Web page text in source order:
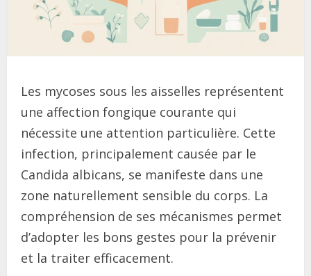
Les mycoses sous les aisselles représentent
une affection fongique courante qui
nécessite une attention particulière. Cette
infection, principalement causée par le
Candida albicans, se manifeste dans une
zone naturellement sensible du corps. La
compréhension de ses mécanismes permet
d’adopter les bons gestes pour la prévenir
et la traiter efficacement.